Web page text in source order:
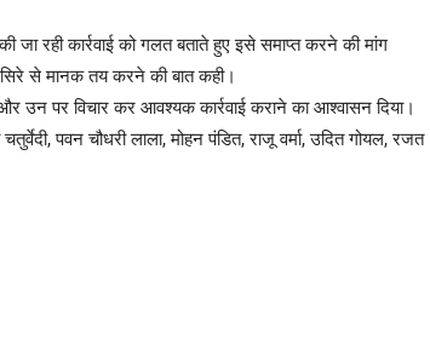
रही कार्रवाई को गलत बताते हुए इसे समाप्त करने की मांग
सिरे से मानक तय करने की बात कही।
उन पर विचार कर आवश्यक कार्रवाई कराने का आश्वासन दिया।
पवन चौधरी लाला, मोहन पंडित, राजू वर्मा, उदित गोयल, रजत